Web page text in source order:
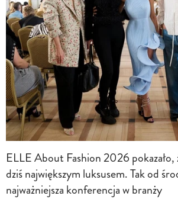
ELLE About Fashion 2026 pokazało,
dziś największym luksusem. Tak od
najważniejsza konferencja w branży